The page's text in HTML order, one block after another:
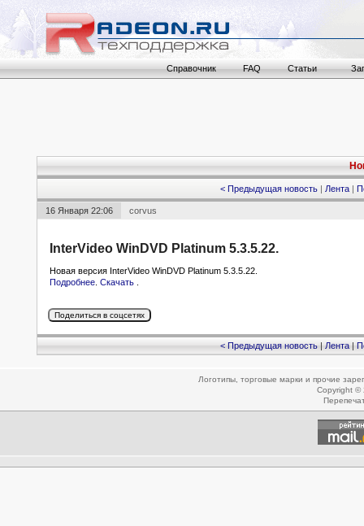
Справочник FAQ Статьи
< Предыдущая новость | Лента |
16 Января 22:06 corvus
InterVideo WinDVD Platinum 5.3.5.22.
Новая версия InterVideo WinDVD Platinum 5.3.5.22.
Подробнее. Скачать .
< Предыдущая новость Лента|
Логотипы, торговые марки и прочие
Copyright ©